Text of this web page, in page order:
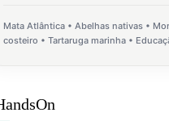
Mata Atlântica • Abelhas nativas •
costeiro • Tartaruga marinha •